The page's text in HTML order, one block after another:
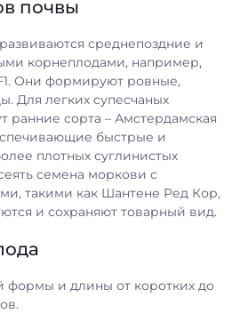
почвы
среднепоздние и
корнеплодами, например,
Они формируют ровные,
Для легких супесчаных
ранние сорта – Амстердамская
быстрые и
плотных суглинистых
семена моркови с
такими как Шантене Ред Кор,
и сохраняют товарный вид.
формы и длины от коротких до